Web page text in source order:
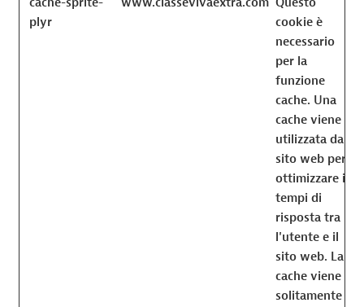
plyr
cookie è
necessario
per la
funzione
cache. Una
cache viene
utilizzata dal
sito web per
ottimizzare i
tempi di
risposta tra
l'utente e il
sito web. La
cache viene
solitamente